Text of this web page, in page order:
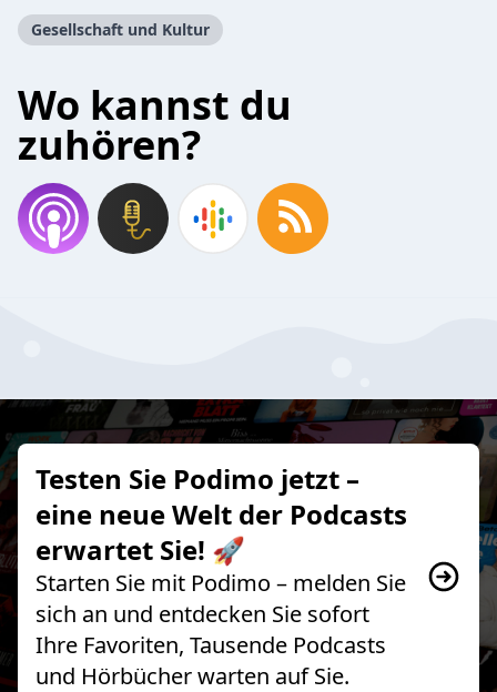
Gesellschaft und Kultur
Wo kannst du
zuhören?
Testen Sie Podimo jetzt –
eine neue Welt der Podcasts
erwartet Sie! 🚀
Starten Sie mit Podimo – melden Sie
sich an und entdecken Sie sofort
Ihre Favoriten, Tausende Podcasts
und Hörbücher warten auf Sie.